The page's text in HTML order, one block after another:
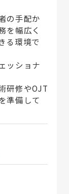
の手配か
を幅広く
る環境で
ッショナ
研修やOJT
準備して